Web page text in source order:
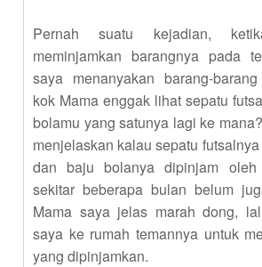
Pernah suatu kejadian,
meminjamkan barangnya pada
saya menanyakan barang-
kok Mama enggak lihat sepatu
bolamu yang satunya lagi ke
menjelaskan kalau sepatu
dan baju bolanya dipinjam
sekitar beberapa bulan belum
Mama saya jelas marah dong,
saya ke rumah temannya untuk
yang dipinjamkan.